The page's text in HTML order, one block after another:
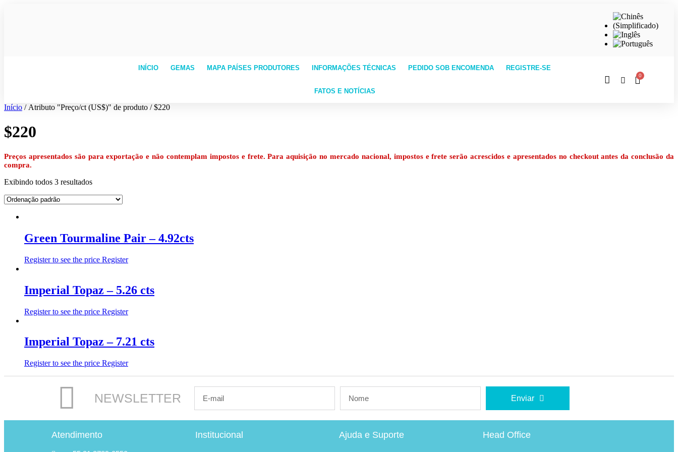
INÍCIO GEMAS MAPA PAÍSES PRODUTORES INFORMAÇÕES TÉCNICAS PEDIDO SOB ENCOMENDA REGISTRE-SE
FATOS E NOTÍCIAS
Início / Atributo "Preço/ct (US$)" de produto / $220
$220
Preços apresentados são para exportação e não contemplam impostos e frete. Para aquisição no mercado nacional, impostos e frete serão acrescidos e apresentados no checkout antes da conclusão da
compra.
Exibindo todos 3 resultados
Green Tourmaline Pair – 4.92cts
Register to see the price Register
Imperial Topaz – 5.26 cts
Register to see the price Register
Imperial Topaz – 7.21 cts
Register to see the price Register
NEWSLETTER Enviar
Atendimento Institucional Ajuda e Suporte Head Office